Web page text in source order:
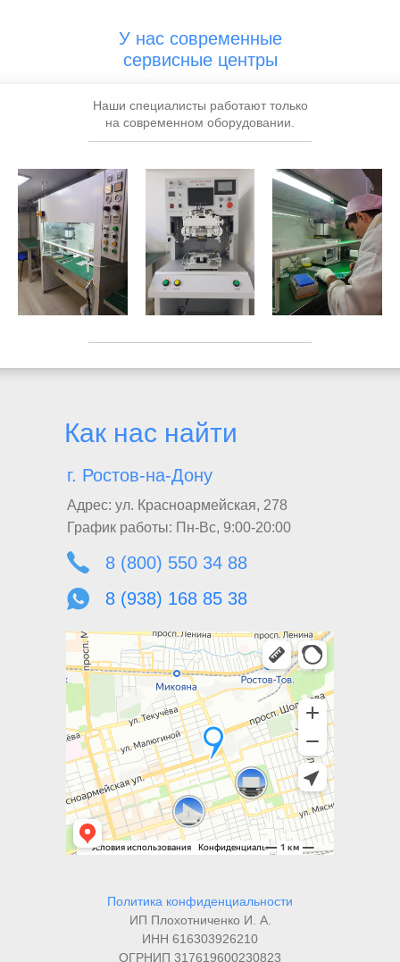
У нас современные
сервисные центры
Наши специалисты работают только
на современном оборудовании.
Как нас найти
г. Ростов-на-Дону
8 (800) 550 34 88
8 (938) 168 85 38
Адрес: ул. Красноармейская, 278
График работы: Пн-Вс, 9:00-20:00
Политика конфиденциальности
ИП Плохотниченко И. А.
ИНН 616303926210
ОГРНИП 317619600230823